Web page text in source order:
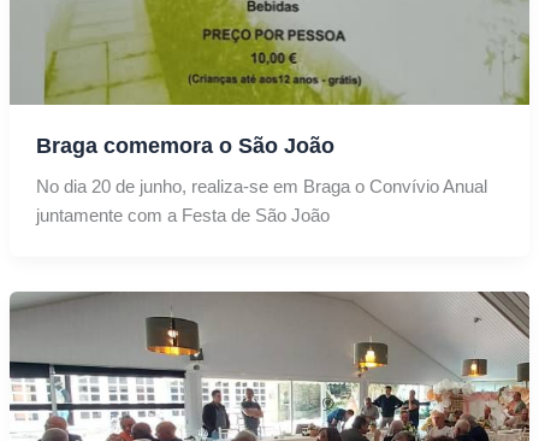
Braga comemora o São João
No dia 20 de junho, realiza-se em Braga o Convívio Anual
juntamente com a Festa de São João